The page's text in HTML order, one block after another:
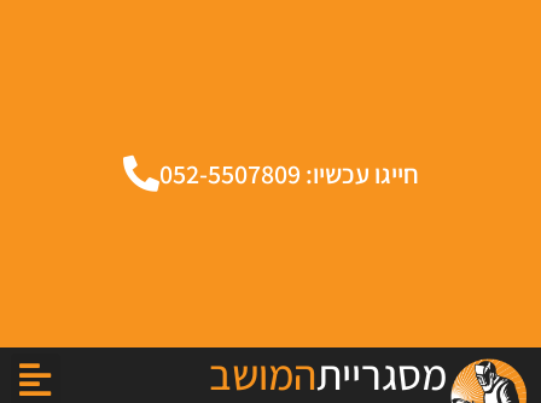
חייגו עכשיו: 052-5507809
מסגרייתהמושב